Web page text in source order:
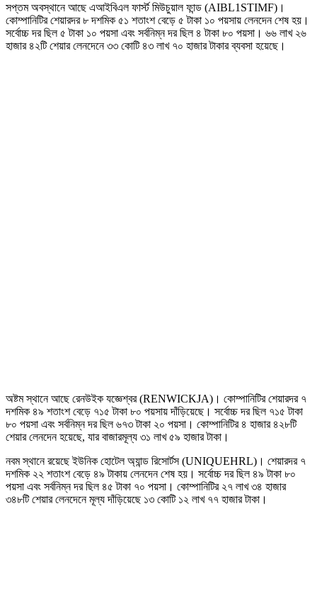
সপ্তম অবস্থানে আছে এআইবিএল ফার্স্ট মিউচুয়াল ফান্ড (AIBL1STIMF)।
কোম্পানিটির শেয়ারদর ৮ দশমিক ৫১ শতাংশ বেড়ে ৫ টাকা ১০ পয়সায় লেনদেন শেষ হয়।
সর্বোচ্চ দর ছিল ৫ টাকা ১০ পয়সা এবং সর্বনিম্ন দর ছিল ৪ টাকা ৮০ পয়সা। ৬৬ লাখ ২৬
হাজার ৪২টি শেয়ার লেনদেনে ৩৩ কোটি ৪৩ লাখ ৭০ হাজার টাকার ব্যবসা হয়েছে।
অষ্টম স্থানে আছে রেনউইক যজ্ঞেশ্বর (RENWICKJA)। কোম্পানিটির শেয়ারদর ৭
দশমিক ৪৯ শতাংশ বেড়ে ৭১৫ টাকা ৮০ পয়সায় দাঁড়িয়েছে। সর্বোচ্চ দর ছিল ৭১৫ টাকা
৮০ পয়সা এবং সর্বনিম্ন দর ছিল ৬৭৩ টাকা ২০ পয়সা। কোম্পানিটির ৪ হাজার ৪২৮টি
শেয়ার লেনদেন হয়েছে, যার বাজারমূল্য ৩১ লাখ ৫৯ হাজার টাকা।
নবম স্থানে রয়েছে ইউনিক হোটেল অ্যান্ড রিসোর্টস (UNIQUEHRL)। শেয়ারদর ৭
দশমিক ২২ শতাংশ বেড়ে ৪৯ টাকায় লেনদেন শেষ হয়। সর্বোচ্চ দর ছিল ৪৯ টাকা ৮০
পয়সা এবং সর্বনিম্ন দর ছিল ৪৫ টাকা ৭০ পয়সা। কোম্পানিটির ২৭ লাখ ৩৪ হাজার
৩৪৮টি শেয়ার লেনদেনে মূল্য দাঁড়িয়েছে ১৩ কোটি ১২ লাখ ৭৭ হাজার টাকা।